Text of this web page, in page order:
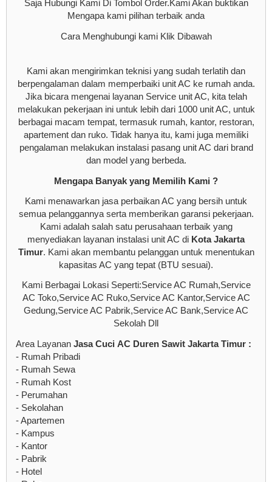
Saja Hubungi Kami Di Tombol Order.Kami Akan buktikan
Mengapa kami pilihan terbaik anda
Cara Menghubungi kami Klik Dibawah
Kami akan mengirimkan teknisi yang sudah terlatih dan
berpengalaman dalam memperbaiki unit AC ke rumah anda.
Jika bicara mengenai layanan Service unit AC, kita telah
melakukan pekerjaan ini untuk lebih dari 1000 unit AC, untuk
berbagai macam tempat, termasuk rumah, kantor, restoran,
apartement dan ruko. Tidak hanya itu, kami juga memiliki
pengalaman melakukan instalasi pasang unit AC dari brand
dan model yang berbeda.
Mengapa Banyak yang Memilih Kami ?
Kami menawarkan jasa perbaikan AC yang bersih untuk
semua pelanggannya serta memberikan garansi pekerjaan.
Kami adalah salah satu perusahaan terbaik yang
menyediakan layanan instalasi unit AC di Kota Jakarta
Timur. Kami akan membantu pelanggan untuk menentukan
kapasitas AC yang tepat (BTU sesuai).
Kami Berbagai Lokasi Seperti:Service AC Rumah,Service
AC Toko,Service AC Ruko,Service AC Kantor,Service AC
Gedung,Service AC Pabrik,Service AC Bank,Service AC
Sekolah Dll
Area Layanan Jasa Cuci AC Duren Sawit Jakarta Timur :
- Rumah Pribadi
- Rumah Sewa
- Rumah Kost
- Perumahan
- Sekolahan
- Apartemen
- Kampus
- Kantor
- Pabrik
- Hotel